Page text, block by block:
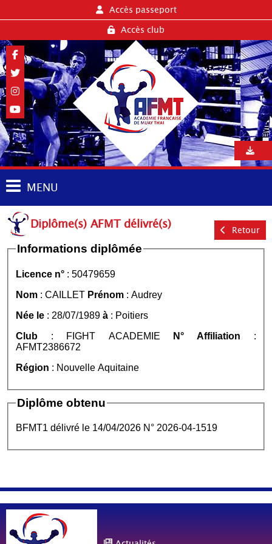
Accès passeport
Accès club
MENU
Diplôme(s) AFMT délivré(s) Retour
Informations diplômée
Licence n° : 50479659
Nom : CAILLET Prénom : Audrey
Née le : 28/07/1989 à : Poitiers
Club : FIGHT ACADEMIE N° Affiliation :
AFMT2386672
Région : Nouvelle Aquitaine
Diplôme obtenu
BFMT1 délivré le 14/04/2026 N° 2026-04-1519